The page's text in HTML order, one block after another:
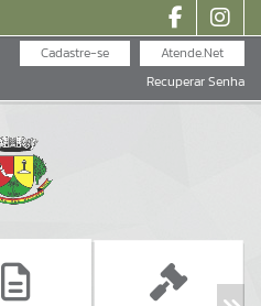
Atende.Net
Cadastre-se
Recuperar Senha